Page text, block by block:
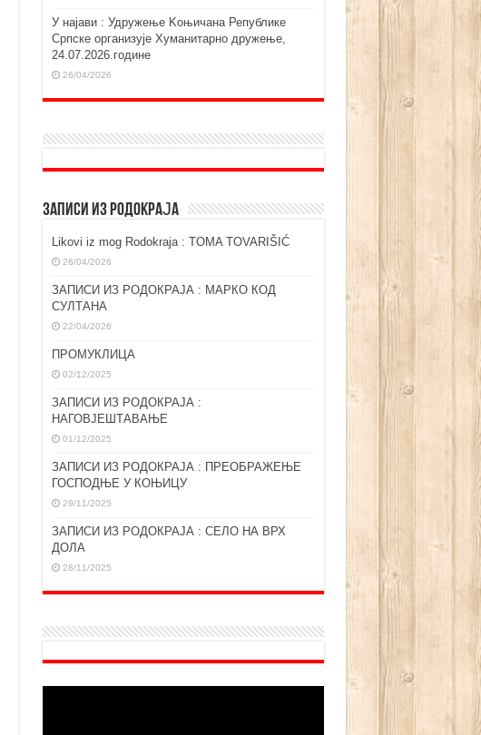
У најави : Удружење Kоњичана Републике
Српске организује Хуманитарно дружење,
24.07.2026.године
26/04/2026
ЗАПИСИ ИЗ РОДОКРАЈА
Likovi iz mog Rodokraja : TOMA TOVARIŠIĆ
26/04/2026
ЗАПИСИ ИЗ РОДОКРАЈА : МАРКО КОД
СУЛТАНА
22/04/2026
ПРОМУКЛИЦА
02/12/2025
ЗАПИСИ ИЗ РОДОКРАЈА :
НАГОВЈЕШТАВАЊЕ
01/12/2025
ЗАПИСИ ИЗ РОДОКРАЈА : ПРЕОБРАЖЕЊЕ
ГОСПОДЊЕ У КОЊИЦУ
29/11/2025
ЗАПИСИ ИЗ РОДОКРАЈА : СЕЛО НА ВРХ
ДОЛА
28/11/2025